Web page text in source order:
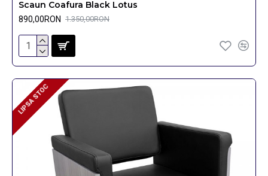
Scaun Coafura Black Lotus
890,00RON 1.350,00RON
LIPSA STOC
LIPSA STOC